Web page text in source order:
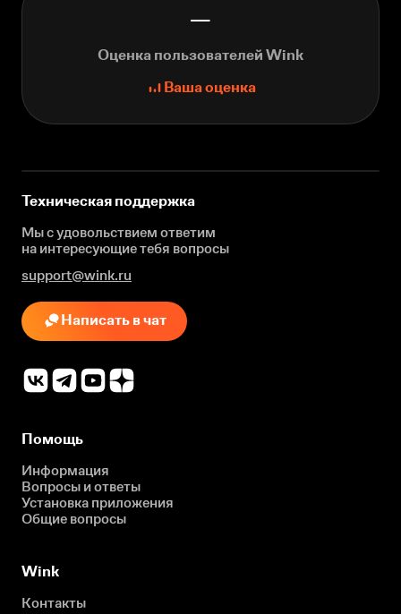
—
Оценка пользователей Wink
Ваша оценка
Техническая поддержка
Мы с удовольствием ответим
на интересующиетебя вопросы
support@wink.ru
Написать в чат
Помощь
Информация
Вопросы и ответы
Установка приложения
Общие вопросы
Wink
Контакты